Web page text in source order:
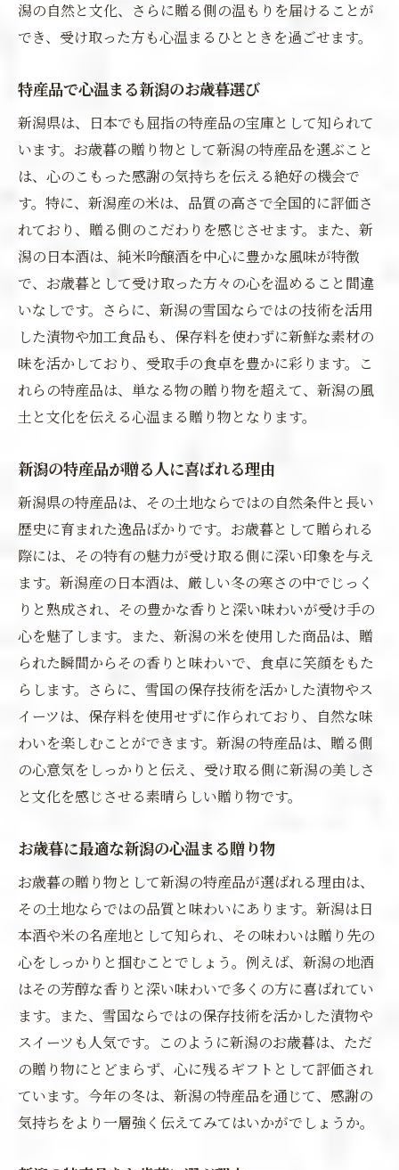
潟の自然と文化、さらに贈る側の温もりを届けることが
でき、受け取った方も心温まるひとときを過ごせます。
特産品で心温まる新潟のお歳暮選び
新潟県は、日本でも屈指の特産品の宝庫として知られて
います。お歳暮の贈り物として新潟の特産品を選ぶこと
は、心のこもった感謝の気持ちを伝える絶好の機会で
す。特に、新潟産の米は、品質の高さで全国的に評価さ
れており、贈る側のこだわりを感じさせます。また、新
潟の日本酒は、純米吟醸酒を中心に豊かな風味が特徴
で、お歳暮として受け取った方々の心を温めること間違
いなしです。さらに、新潟の雪国ならではの技術を活用
した漬物や加工食品も、保存料を使わずに新鮮な素材の
味を活かしており、受取手の食卓を豊かに彩ります。こ
れらの特産品は、単なる物の贈り物を超えて、新潟の風
土と文化を伝える心温まる贈り物となります。
新潟の特産品が贈る人に喜ばれる理由
新潟県の特産品は、その土地ならではの自然条件と長い
歴史に育まれた逸品ばかりです。お歳暮として贈られる
際には、その特有の魅力が受け取る側に深い印象を与え
ます。新潟産の日本酒は、厳しい冬の寒さの中でじっく
りと熟成され、その豊かな香りと深い味わいが受け手の
心を魅了します。また、新潟の米を使用した商品は、贈
られた瞬間からその香りと味わいで、食卓に笑顔をもた
らします。さらに、雪国の保存技術を活かした漬物やス
イーツは、保存料を使用せずに作られており、自然な味
わいを楽しむことができます。新潟の特産品は、贈る側
の心意気をしっかりと伝え、受け取る側に新潟の美しさ
と文化を感じさせる素晴らしい贈り物です。
お歳暮に最適な新潟の心温まる贈り物
お歳暮の贈り物として新潟の特産品が選ばれる理由は、
その土地ならではの品質と味わいにあります。新潟は日
本酒や米の名産地として知られ、その味わいは贈り先の
心をしっかりと掴むことでしょう。例えば、新潟の地酒
はその芳醇な香りと深い味わいで多くの方に喜ばれてい
ます。また、雪国ならではの保存技術を活かした漬物や
スイーツも人気です。このように新潟のお歳暮は、ただ
の贈り物にとどまらず、心に残るギフトとして評価され
ています。今年の冬は、新潟の特産品を通じて、感謝の
気持ちをより一層強く伝えてみてはいかがでしょうか。